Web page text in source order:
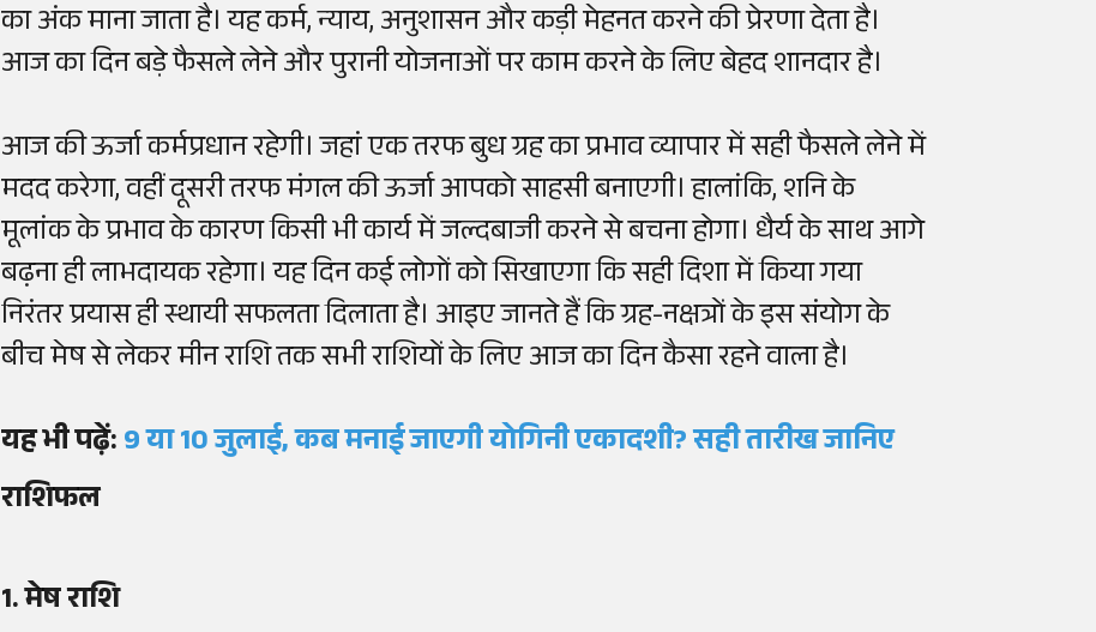
का अंक माना जाता है। यह कर्म, न्याय, अनुशासन और कड़ी मेहनत करने की प्रेरणा देता है।
आज का दिन बड़े फैसले लेने और पुरानी योजनाओं पर काम करने के लिए बेहद शानदार है।
आज की ऊर्जा कर्मप्रधान रहेगी। जहां एक तरफ बुध ग्रह का प्रभाव व्यापार में सही फैसले लेने में
मदद करेगा, वहीं दूसरी तरफ मंगल की ऊर्जा आपको साहसी बनाएगी। हालांकि, शनि के
मूलांक के प्रभाव के कारण किसी भी कार्य में जल्दबाजी करने से बचना होगा। धैर्य के साथ आगे
बढ़ना ही लाभदायक रहेगा। यह दिन कई लोगों को सिखाएगा कि सही दिशा में किया गया
निरंतर प्रयास ही स्थायी सफलता दिलाता है। आइए जानते हैं कि ग्रह-नक्षत्रों के इस संयोग के
बीच मेष से लेकर मीन राशि तक सभी राशियों के लिए आज का दिन कैसा रहने वाला है।
यह भी पढ़ें:9 या 10 जुलाई, कब मनाई जाएगी योगिनी एकादशी? सही तारीख जानिए
राशिफल
1. मेष राशि